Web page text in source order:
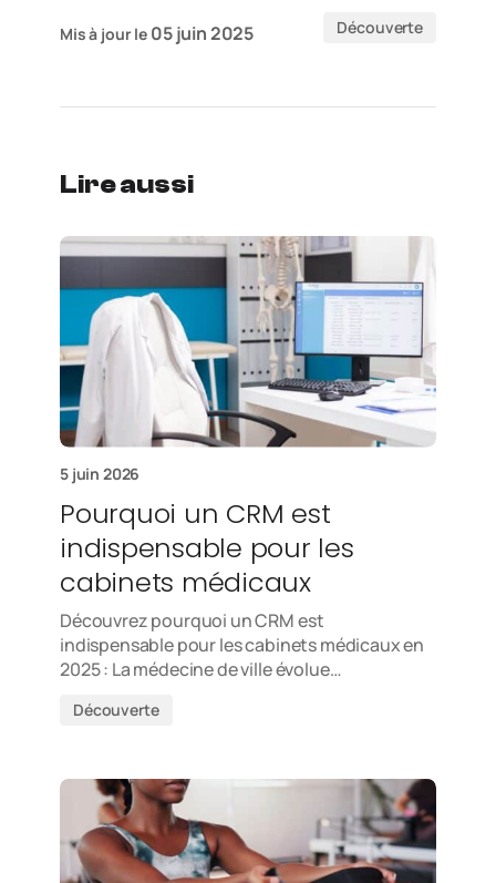
Mis à jour le 05 juin 2025 Découverte
Lire aussi
5 juin 2026
Pourquoi un CRM est
indispensable pour les
cabinets médicaux
Découvrez pourquoi un CRM est
indispensable pour les cabinets médicaux en
2025 : La médecine de ville évolue…
Découverte